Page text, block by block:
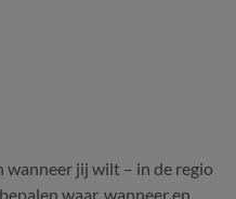
wanneer jij wilt – in de regio
waar, wanneer en